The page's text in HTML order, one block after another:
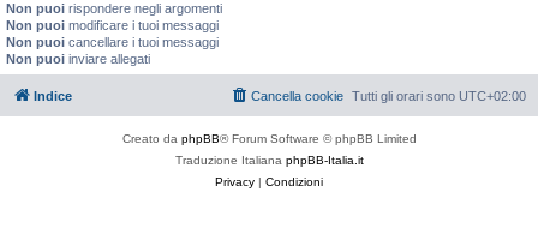
Non puoi rispondere negli argomenti
Non puoi modificare i tuoi messaggi
Non puoi cancellare i tuoi messaggi
Non puoi inviare allegati
Indice Tutti gli orari sono UTC+02:00
Cancella cookie
Creato da phpBB® Forum Software © phpBB Limited
Traduzione Italiana phpBB-Italia.it
Privacy | Condizioni